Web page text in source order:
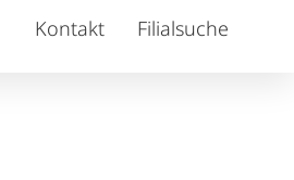
Kontakt Filialsuche